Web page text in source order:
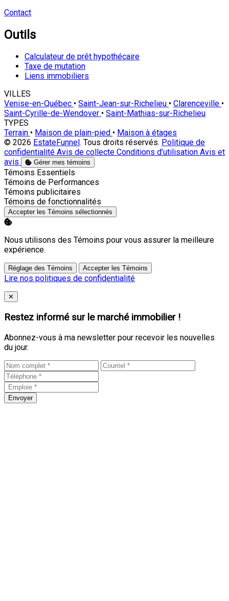
Contact
Outils
Calculateur de prêt hypothécaire
Taxe de mutation
Liens immobiliers
VILLES
Venise-en-Québec • Saint-Jean-sur-Richelieu • Clarenceville •
Saint-Cyrille-de-Wendover • Saint-Mathias-sur-Richelieu
TYPES
Terrain • Maison de plain-pied • Maison à étages
© 2026 EstateFunnel . Tous droits réservés. Politique de
confidentialité Avis de collecte Conditions d’utilisation Avis et
avis
Gérer mes témoins
Activer
Témoins Essentiels
Activer
Témoins de Performances
Activer
Témoins publicitaires
Activer
Témoins de fonctionnalités
Accepter les Témoins sélectionnés
Nous utilisons des Témoins pour vous assurer la meilleure
expérience.
Réglage des Témoins Accepter les Témoins
Lire nos politiques de confidentialité
Close
✕
Restez informé sur le marché immobilier !
Abonnez-vous à ma newsletter pour recevoir les nouvelles
du jour.
Envoyer